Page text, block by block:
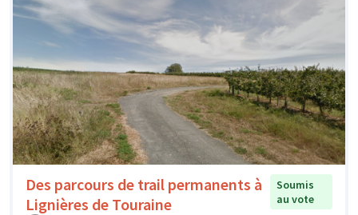
Des parcours de trail permanents à
Lignières de Touraine
Soumis
au vote